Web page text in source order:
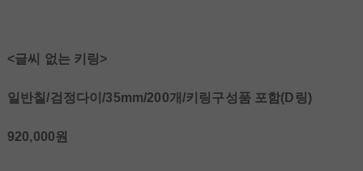
<글씨 없는 키링>
일반칠/검정다이/35mm/200개/키링구성품 포함(D링)
920,000원